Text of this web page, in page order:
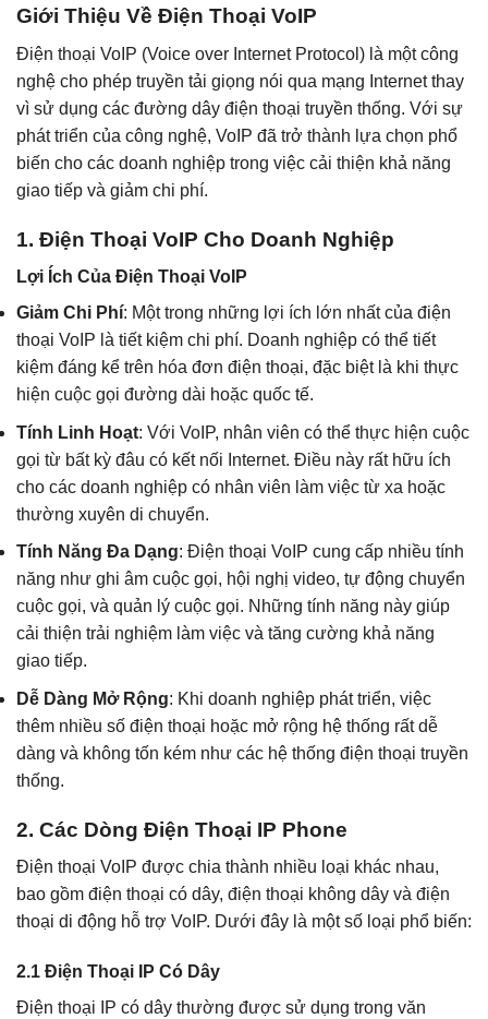
Giới Thiệu Về Điện Thoại VoIP
Điện thoại VoIP (Voice over Internet Protocol) là một công
nghệ cho phép truyền tải giọng nói qua mạng Internet thay
vì sử dụng các đường dây điện thoại truyền thống. Với sự
phát triển của công nghệ, VoIP đã trở thành lựa chọn phổ
biến cho các doanh nghiệp trong việc cải thiện khả năng
giao tiếp và giảm chi phí.
1. Điện Thoại VoIP Cho Doanh Nghiệp
Lợi Ích Của Điện Thoại VoIP
Giảm Chi Phí: Một trong những lợi ích lớn nhất của điện
thoại VoIP là tiết kiệm chi phí. Doanh nghiệp có thể tiết
kiệm đáng kể trên hóa đơn điện thoại, đặc biệt là khi thực
hiện cuộc gọi đường dài hoặc quốc tế.
Tính Linh Hoạt: Với VoIP, nhân viên có thể thực hiện cuộc
gọi từ bất kỳ đâu có kết nối Internet. Điều này rất hữu ích
cho các doanh nghiệp có nhân viên làm việc từ xa hoặc
thường xuyên di chuyển.
Tính Năng Đa Dạng: Điện thoại VoIP cung cấp nhiều tính
năng như ghi âm cuộc gọi, hội nghị video, tự động chuyển
cuộc gọi, và quản lý cuộc gọi. Những tính năng này giúp
cải thiện trải nghiệm làm việc và tăng cường khả năng
giao tiếp.
Dễ Dàng Mở Rộng: Khi doanh nghiệp phát triển, việc
thêm nhiều số điện thoại hoặc mở rộng hệ thống rất dễ
dàng và không tốn kém như các hệ thống điện thoại truyền
thống.
2. Các Dòng Điện Thoại IP Phone
Điện thoại VoIP được chia thành nhiều loại khác nhau,
bao gồm điện thoại có dây, điện thoại không dây và điện
thoại di động hỗ trợ VoIP. Dưới đây là một số loại phổ biến:
2.1 Điện Thoại IP Có Dây
Điện thoại IP có dây thường được sử dụng trong văn